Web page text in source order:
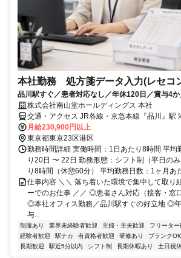
本社勤務 処方箋データ入力(レセコ
品川駅すぐ／患者対応なし／年休120日／賞与4
株式会社南山堂ホールディングス 本社
交通・アクセス JR各線・京急本線『品川』駅
月給230,900円以上
東京都東京23区港区
勤務時間詳細 実働時間：1日あたり8時間 平均
り20日 〜 22日 勤務形態：シフト制（平日の
り8時間（休憩60分） 平均勤務日数：1ヶ月あ
仕事内容 ＼＼ 落ち着いた環境で集中して取り
ーでのお仕事 ／／ ◎患者さん対応（接客・窓
◎本社オフィス勤務／品川駅すぐの好立地 ◎
与...
制服あり 業界未経験者歓迎 主婦・主夫歓迎 フリーター
経験者歓迎
駅ナカ 有資格者歓迎 研修あり ブランクOK
長期歓迎
駅近5分以内 シフト制 長期休暇あり 土日祝